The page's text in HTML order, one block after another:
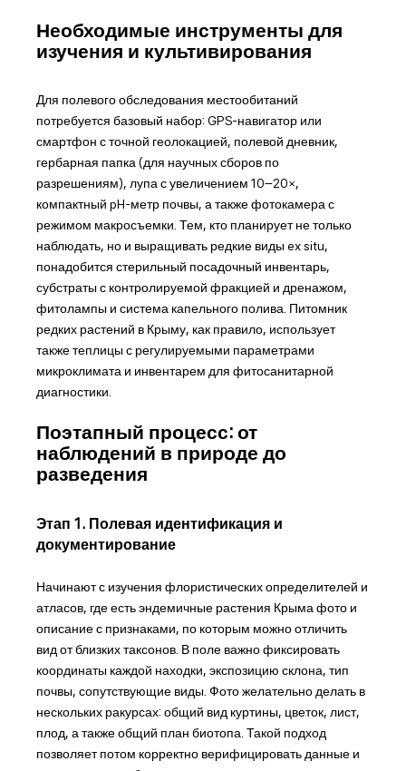
Необходимые инструменты для
изучения и культивирования
Для полевого обследования местообитаний
потребуется базовый набор: GPS-навигатор или
смартфон с точной геолокацией, полевой дневник,
гербарная папка (для научных сборов по
разрешениям), лупа с увеличением 10–20×,
компактный pH-метр почвы, а также фотокамера с
режимом макросъемки. Тем, кто планирует не только
наблюдать, но и выращивать редкие виды ex situ,
понадобится стерильный посадочный инвентарь,
субстраты с контролируемой фракцией и дренажом,
фитолампы и система капельного полива. Питомник
редких растений в Крыму, как правило, использует
также теплицы с регулируемыми параметрами
микроклимата и инвентарем для фитосанитарной
диагностики.
Поэтапный процесс: от
наблюдений в природе до
разведения
Этап 1. Полевая идентификация и
документирование
Начинают с изучения флористических определителей и
атласов, где есть эндемичные растения Крыма фото и
описание с признаками, по которым можно отличить
вид от близких таксонов. В поле важно фиксировать
координаты каждой находки, экспозицию склона, тип
почвы, сопутствующие виды. Фото желательно делать в
нескольких ракурсах: общий вид куртины, цветок, лист,
плод, а также общий план биотопа. Такой подход
позволяет потом корректно верифицировать данные и